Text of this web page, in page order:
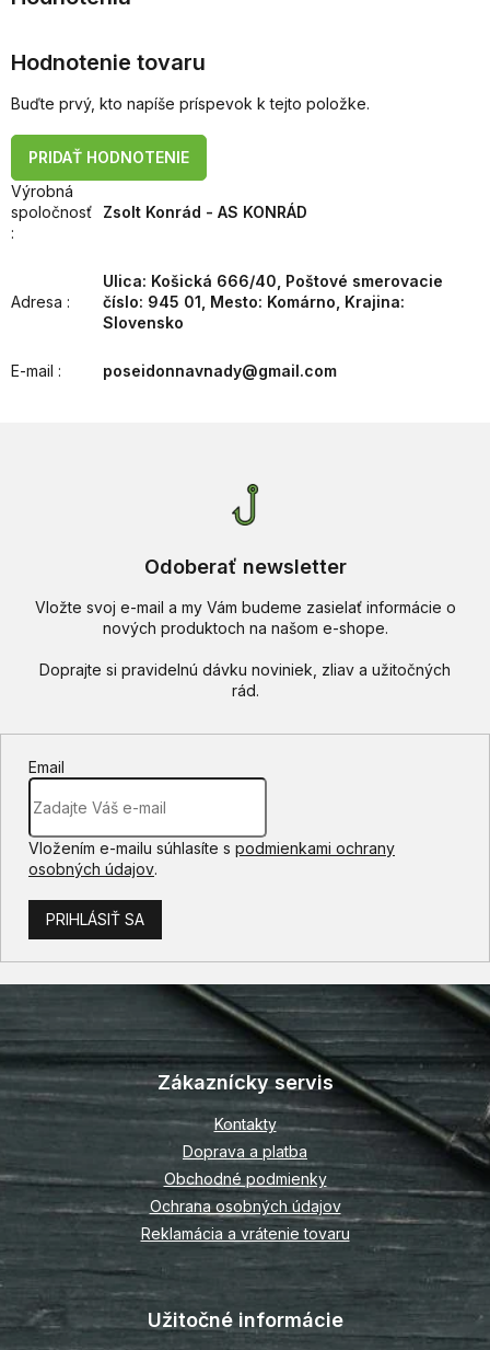
Hodnotenie tovaru
Buďte prvý, kto napíše príspevok k tejto položke.
PRIDAŤ HODNOTENIE
Výrobná
spoločnosť
:
Zsolt Konrád - AS KONRÁD
Adresa :
Ulica: Košická 666/40, Poštové smerovacie
číslo: 945 01, Mesto: Komárno, Krajina:
Slovensko
E-mail : poseidonnavnady@gmail.com
Odoberať newsletter
Vložte svoj e-mail a my Vám budeme zasielať informácie o
nových produktoch na našom e-shope.
Email
Vložením e-mailu súhlasíte s podmienkami ochrany
osobných údajov.
PRIHLÁSIŤ SA
Z
á
p
ä
e
Zákaznícky servis
Kontakty
Doprava a platba
Obchodné podmienky
Ochrana osobných údajov
Reklamácia a vrátenie tovaru
Užitočné informácie